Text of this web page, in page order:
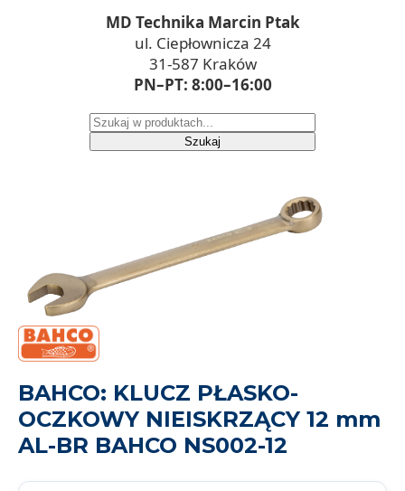
MD Technika Marcin Ptak
ul. Ciepłownicza 24
31-587 Kraków
PN–PT: 8:00–16:00
Szukaj
BAHCO: KLUCZ PŁASKO-
OCZKOWY NIEISKRZĄCY 12 mm
AL-BR BAHCO NS002-12